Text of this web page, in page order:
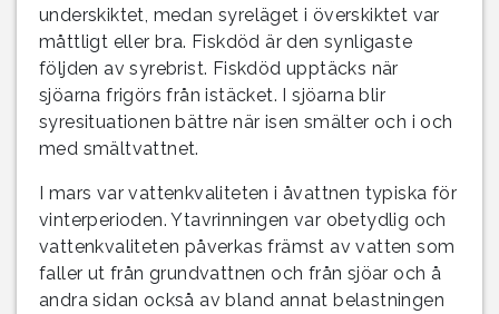
underskiktet, medan syreläget i överskiktet var
måttligt eller bra. Fiskdöd är den synligaste
följden av syrebrist. Fiskdöd upptäcks när
sjöarna frigörs från istäcket. I sjöarna blir
syresituationen bättre när isen smälter och i och
med smältvattnet.
I mars var vattenkvaliteten i åvattnen typiska för
vinterperioden. Ytavrinningen var obetydlig och
vattenkvaliteten påverkas främst av vatten som
faller ut från grundvattnen och från sjöar och å
andra sidan också av bland annat belastningen